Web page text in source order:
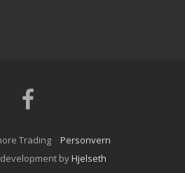
Trading
Personvern
byHjelseth